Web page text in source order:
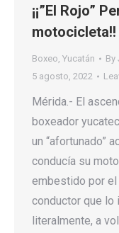
¡¡”El Rojo”
motocicleta!!
Boxeo, Yucatán By
5 agosto, 2022
Mérida.- El
boxeador
un “afortunado”
conducía su
embestido por
conductor que lo
literalmente, a